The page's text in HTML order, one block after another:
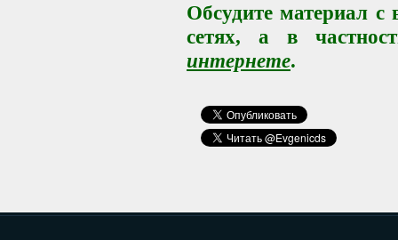
Обсудите материал
сетях, а в
интернете.